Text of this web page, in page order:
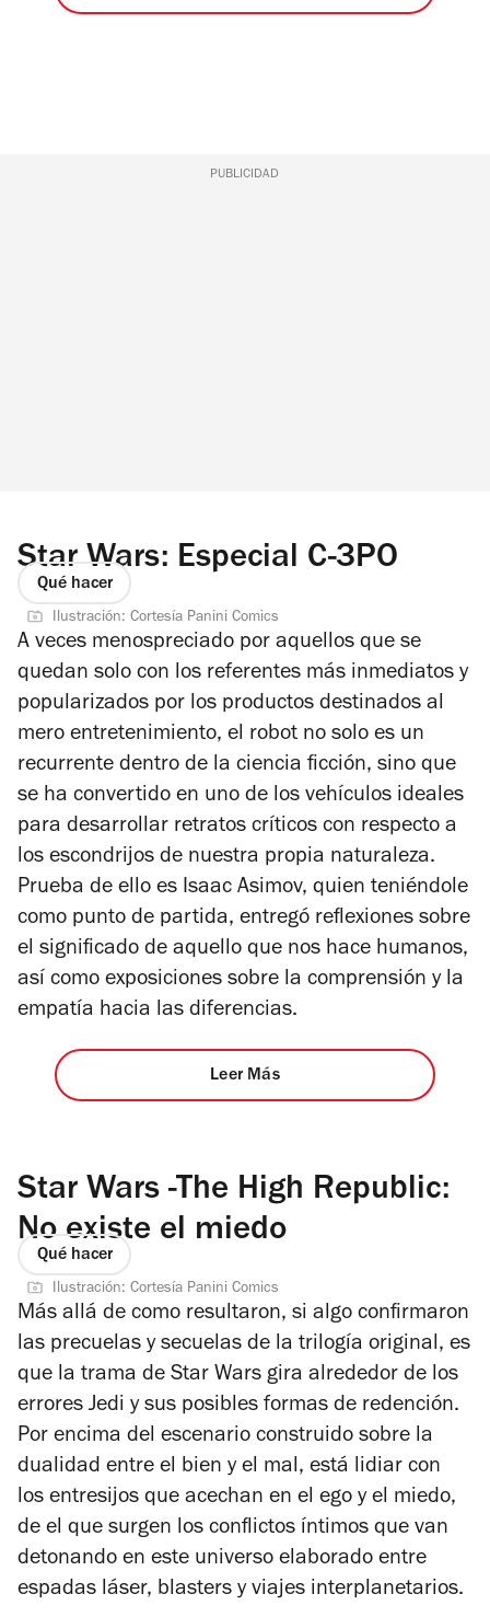
PUBLICIDAD
Star Wars: Especial C-3PO
Qué hacer
Ilustración: Cortesía Panini Comics
A veces menospreciado por aquellos que se
quedan solo con los referentes más inmediatos y
popularizados por los productos destinados al
mero entretenimiento, el robot no solo es un
recurrente dentro de la ciencia ficción, sino que
se ha convertido en uno de los vehículos ideales
para desarrollar retratos críticos con respecto a
los escondrijos de nuestra propia naturaleza.
Prueba de ello es Isaac Asimov, quien teniéndole
como punto de partida, entregó reflexiones sobre
el significado de aquello que nos hace humanos,
así como exposiciones sobre la comprensión y la
empatía hacia las diferencias.
Leer Más
Star Wars -The High Republic:
No existe el miedo
Qué hacer
Ilustración: Cortesía Panini Comics
Más allá de como resultaron, si algo confirmaron
las precuelas y secuelas de la trilogía original, es
que la trama de Star Wars gira alrededor de los
errores Jedi y sus posibles formas de redención.
Por encima del escenario construido sobre la
dualidad entre el bien y el mal, está lidiar con
los entresijos que acechan en el ego y el miedo,
de el que surgen los conflictos íntimos que van
detonando en este universo elaborado entre
espadas láser, blasters y viajes interplanetarios.